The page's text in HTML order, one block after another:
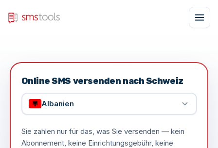
Online SMS versenden nach Schweiz
Albanien
Sie zahlen nur für das, was Sie versenden — kein
Abonnement, keine Einrichtungsgebühr, keine